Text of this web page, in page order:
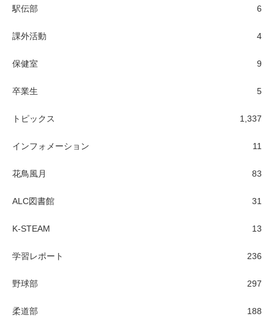
駅伝部 6
課外活動 4
保健室 9
卒業生 5
トピックス 1,337
インフォメーション 11
花鳥風月 83
ALC図書館 31
K-STEAM 13
学習レポート 236
野球部 297
柔道部 188